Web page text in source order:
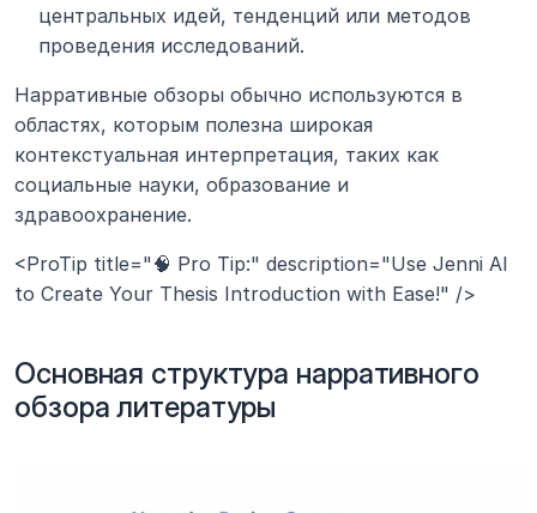
центральных идей, тенденций или методов
проведения исследований.
Нарративные обзоры обычно используются в
областях, которым полезна широкая
контекстуальная интерпретация, таких как
социальные науки, образование и
здравоохранение.
<ProTip title="🧠 Pro Tip:" description="Use Jenni AI
to Create Your Thesis Introduction with Ease!" />
Основная структура нарративного
обзора литературы